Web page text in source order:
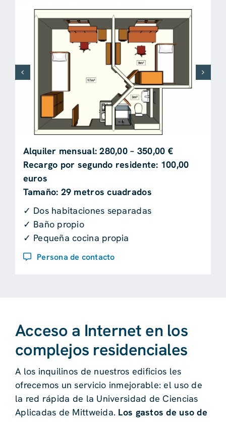
Alquiler mensual: 280,00 – 350,00 €
Recargo por segundo residente: 100,00
euros
Tamaño: 29 metros cuadrados
✓ Dos habitaciones separadas
✓ Baño propio
✓ Pequeña cocina propia
Persona de contacto
Acceso a Internet en los
complejos residenciales
A los inquilinos de nuestros edificios les
ofrecemos un servicio inmejorable: el uso de
la red rápida de la Universidad de Ciencias
Aplicadas de Mittweida. Los gastos de uso de